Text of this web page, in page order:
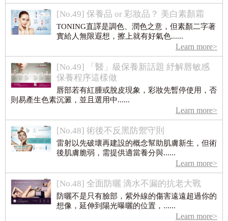
[No.49] 保養品 or 彩妝品？ 美白素顏霜
TONING直譯是調色、潤色之意，但素顏二字著
實給人無限遐想，擦上就有好氣色......
Learn more>
[No.49] 「醫」級保養新話題 紓解唇敏感
保養程序這樣做
唇部若有紅腫或脫皮現象，彩妝先暫停使用，否
則易產生色素沉澱，並且選用中......
Learn more>
[No.48] 術後不反黑防禦守則
雷射以先破壞再建設的概念幫助肌膚新生，但術
後肌膚脆弱，需提供適當養分與......
Learn more>
[No.48] 全面防曬 滴水不漏的抗老大戰
防曬不是只有臉部，紫外線的傷害遠遠超過你的
想像，延伸到陽光曝曬的位置，......
Learn more>